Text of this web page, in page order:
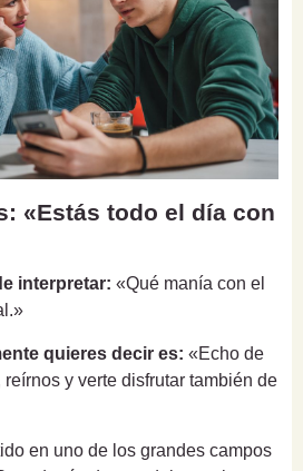
«Estás todo el día con
interpretar: «Qué manía con el
quieres decir es: «Echo de
y verte disfrutar también de
en uno de los grandes campos